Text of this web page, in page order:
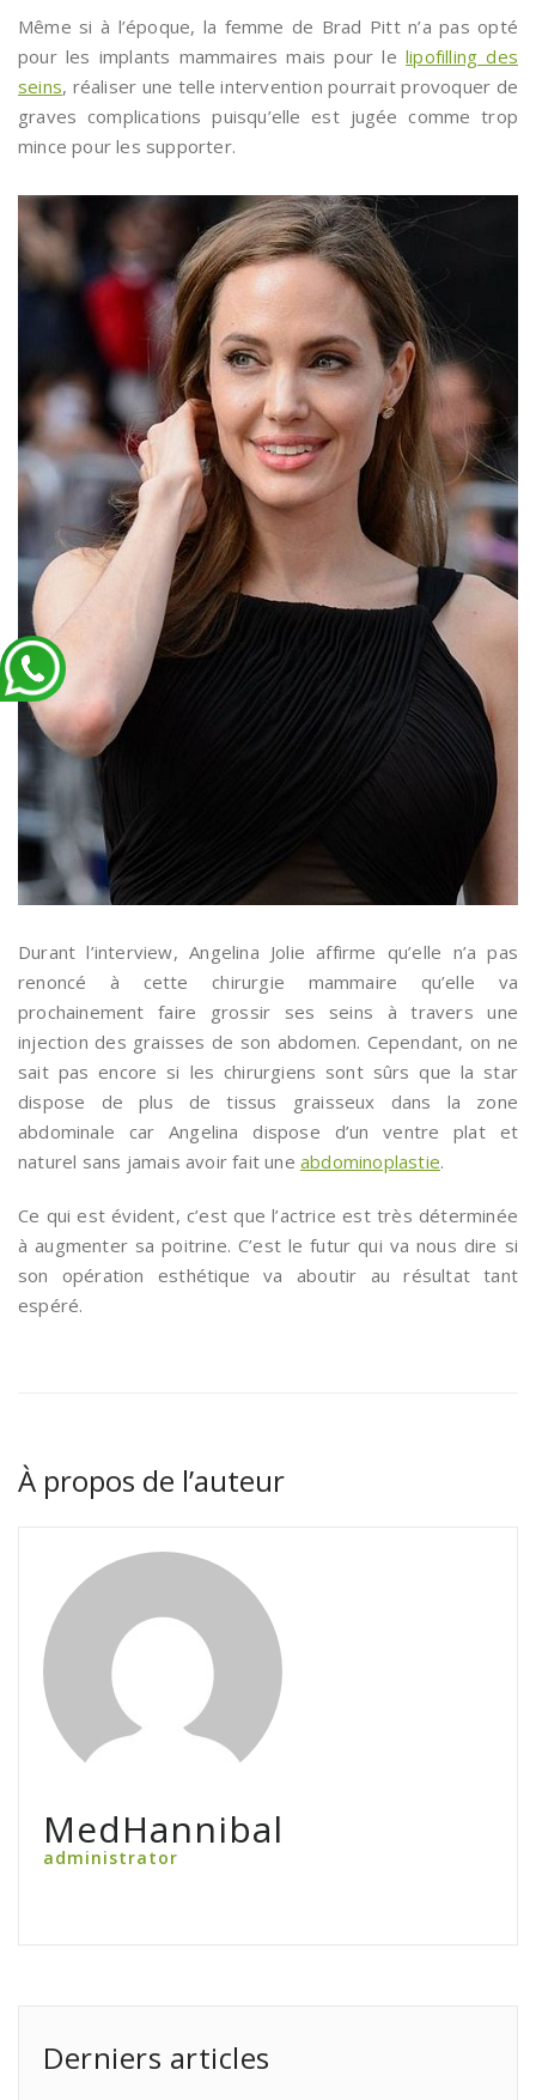
Même si à l’époque, la femme de Brad Pitt n’a pas opté
pour les implants mammaires mais pour lelipofilling des
seins, réaliser une telle intervention pourrait provoquer de
graves complications puisqu’elle est jugée comme trop
mince pour les supporter.
Durant l’interview, Angelina Jolie affirme qu’elle n’a pas
renoncé à cette chirurgie mammaire qu’elle va
prochainement faire grossir ses seins à travers une
injection des graisses de son abdomen. Cependant, on ne
sait pas encore si les chirurgiens sont sûrs que la star
dispose de plus de tissus graisseux dans la zone
abdominale car Angelina dispose d’un ventre plat et
naturel sans jamais avoir fait une abdominoplastie.
Ce qui est évident, c’est que l’actrice est très déterminée
à augmenter sa poitrine. C’est le futur qui va nous dire si
son opération esthétique va aboutir au résultat tant
espéré.
À propos de l’auteur
MedHannibal
administrator
Derniers articles